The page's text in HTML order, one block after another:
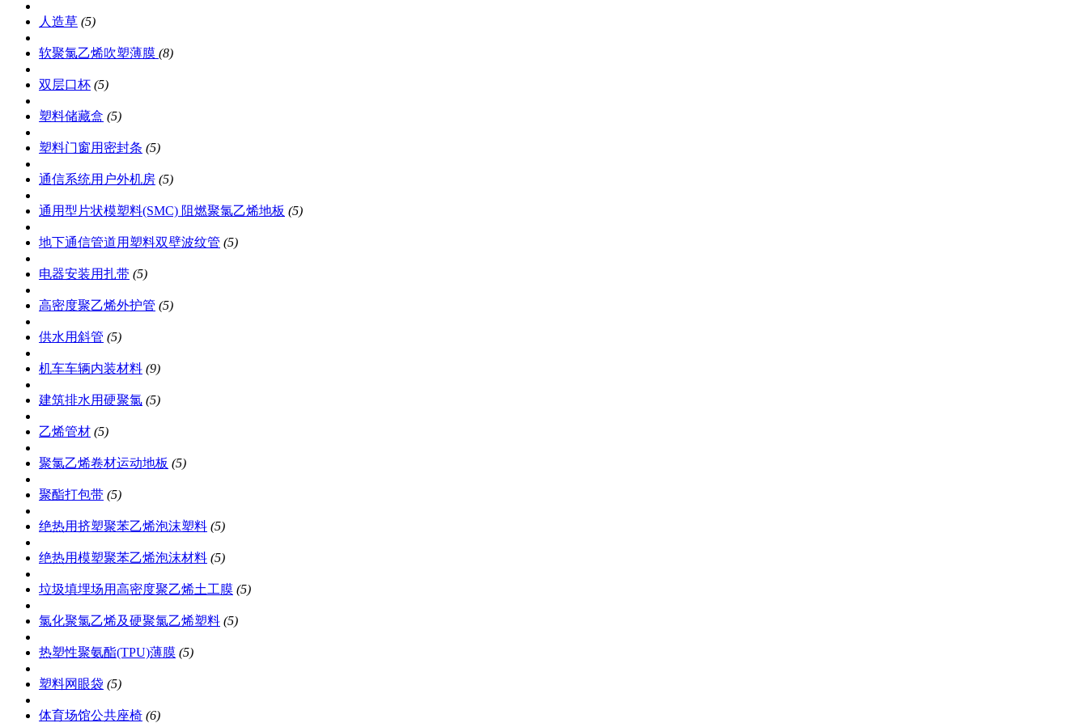
人造草 (5)
软聚氯乙烯吹塑薄膜 (8)
双层口杯 (5)
塑料储藏盒 (5)
塑料门窗用密封条 (5)
通信系统用户外机房 (5)
通用型片状模塑料(SMC) 阻燃聚氯乙烯地板 (5)
地下通信管道用塑料双壁波纹管 (5)
电器安装用扎带 (5)
高密度聚乙烯外护管 (5)
供水用斜管 (5)
机车车辆内装材料 (9)
建筑排水用硬聚氯 (5)
乙烯管材 (5)
聚氯乙烯卷材运动地板 (5)
聚酯打包带 (5)
绝热用挤塑聚苯乙烯泡沫塑料 (5)
绝热用模塑聚苯乙烯泡沫材料 (5)
垃圾填埋场用高密度聚乙烯土工膜 (5)
氯化聚氯乙烯及硬聚氯乙烯塑料 (5)
热塑性聚氨酯(TPU)薄膜 (5)
塑料网眼袋 (5)
体育场馆公共座椅 (6)